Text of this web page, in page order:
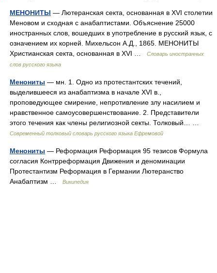
МЕНОНИТЫ — Лютеранская секта, основанная в XVI столетии
Меновом и сходная с анабаптистами. Объяснение 25000
иностранных слов, вошедших в употребление в русский язык, с
означением их корней. Михельсон А.Д., 1865. МЕНОНИТЫ
Христианская секта, основанная в XVI …
Словарь иностранных
слов русского языка
Менониты — мн. 1. Одно из протестантских течений,
выделившееся из анабаптизма в начале XVI в.,
проповедующее смирение, непротивление злу насилием и
нравственное самоусовершенствование. 2. Представители
этого течения как члены религиозной секты. Толковый… …
Современный толковый словарь русского языка Ефремовой
Менониты — Реформация Реформация 95 тезисов Формула
согласия Контрреформация Движения и деноминации
Протестантизм Реформация в Германии Лютеранство
Анабаптизм …
Википедия